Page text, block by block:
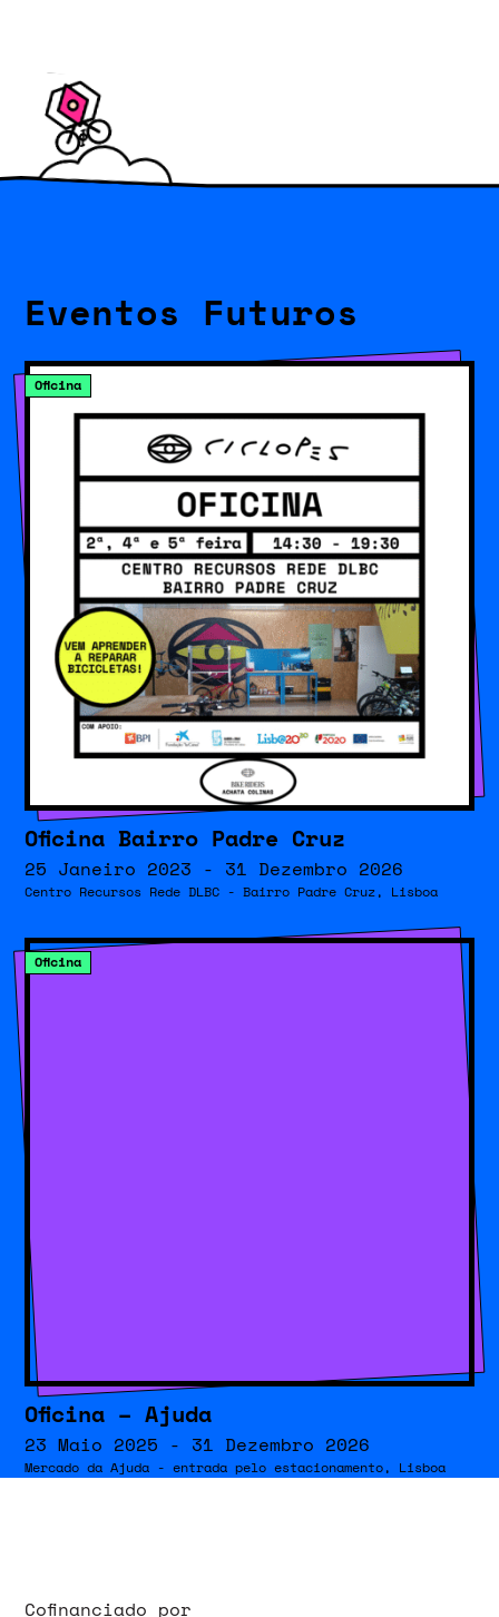
Eventos Futuros
Oficina
Oficina Bairro Padre Cruz
25 Janeiro 2023 - 31 Dezembro 2026
Centro Recursos Rede DLBC - Bairro Padre Cruz, Lisboa
Oficina
Oficina – Ajuda
23 Maio 2025 - 31 Dezembro 2026
Mercado da Ajuda - entrada pelo estacionamento, Lisboa
Cofinanciado por